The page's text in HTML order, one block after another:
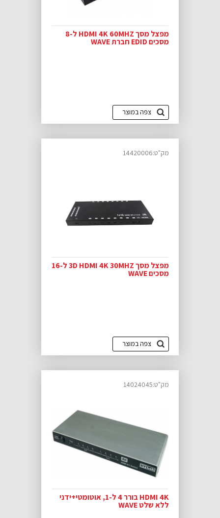
מפצל מסך HDMI 4K 60MHZ ל-8
מסכים EDID חברת WAVE
צפה במוצר
מפצל מסך 3D HDMI 4K 30MHZ ל-16
מסכים WAVE
צפה במוצר
מק"ט:14420006
HDMI 4K בורר 4 ל-1, אוטומטי+ידני
ללא שלט WAVE
מק"ט:14024045